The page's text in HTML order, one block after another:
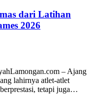
dari Latihan
2026
– Ajang
lahirnya atlet-atlet
tetapi juga…